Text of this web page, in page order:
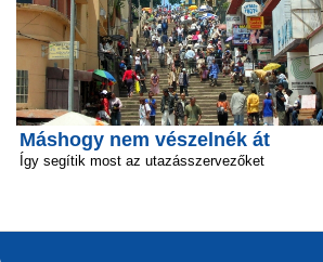
Máshogy nem vészelnék át
Így segítik most az utazásszervezőket